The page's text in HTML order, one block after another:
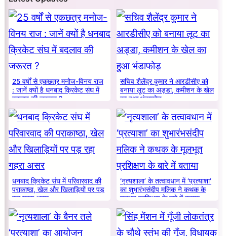
25 वर्षों से एकछत्र मनोज-विनय राज
: जानें क्यों है धनबाद क्रिकेट संघ में
बदलाव की जरूरत ?
सचिव शैलेंद्र कुमार ने आरडीसीए को
बनाया लूट का अड्डा, कमीशन के खेल
का हुआ भंडाफोड़
धनबाद क्रिकेट संघ में परिवारवाद की
पराकाष्ठा, खेल और खिलाड़ियों पर पड़
रहा गहरा असर
‘नृत्यशाला’ के तत्वावधान में ‘प्रत्याशा’
का शुभारंभसंदीप मलिक ने कथक के
मूलभूत प्रशिक्षण के बारे में बताया